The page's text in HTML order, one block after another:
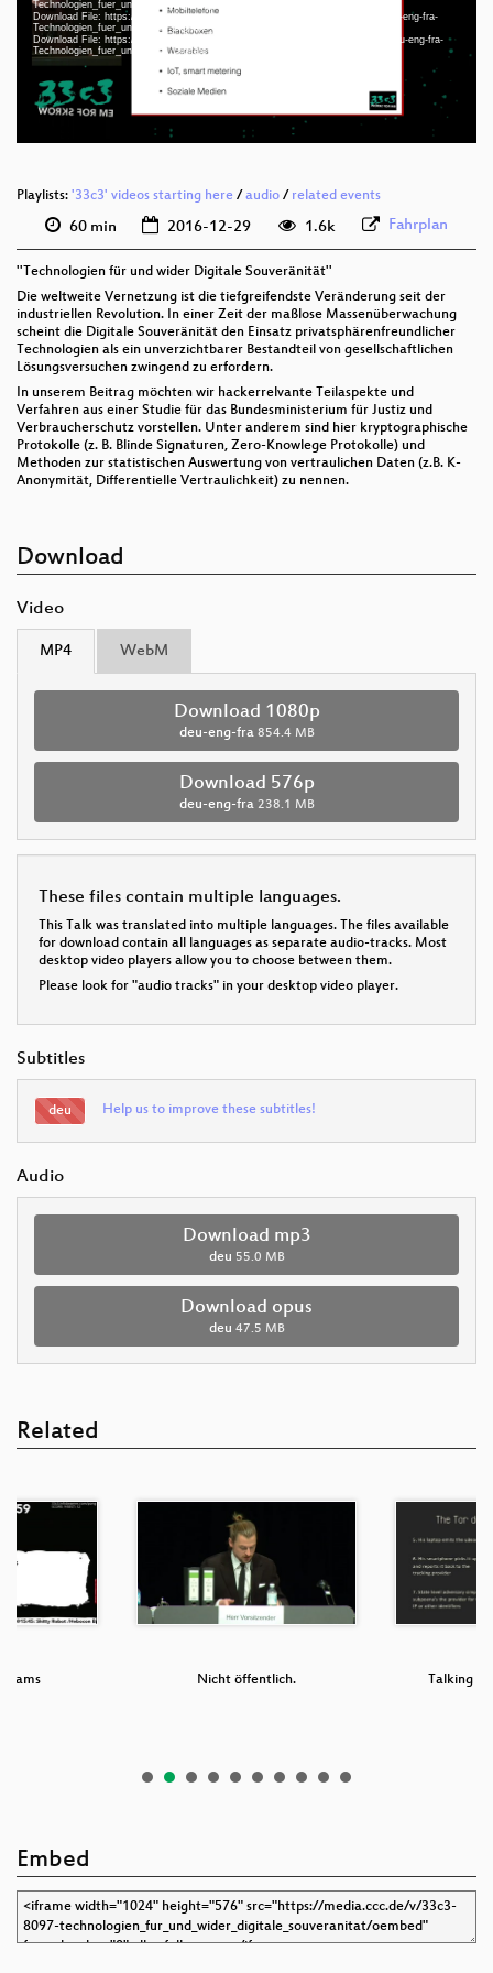
Technologien_fuer_und_wider_Digitale_Souveraenitaet_webm-hd.webm
Download File: https://cdn.media.ccc.de/congress/2016/h264-sd/33c3-8097-deu-eng-fra-
Technologien_fuer_und_wider_Digitale_Souveraenitaet_sd.mp4
Download File: https://cdn.media.ccc.de/congress/2016/webm-sd/33c3-8097-deu-eng-fra-
Technologien_fuer_und_wider_Digitale_Souveraenitaet_webm-sd.webm
None
deu (todo)
deu-eng-fra 1080p (webm)
deu-eng-fra 576p (webm)
Playlists: '33c3' videos starting here / audio / related events
60 min 2016-12-29 1.6k Fahrplan
''Technologien für und wider Digitale Souveränität''
Die weltweite Vernetzung ist die tiefgreifendste Veränderung seit der
industriellen Revolution. In einer Zeit der maßlose Massenüberwachung
scheint die Digitale Souveränität den Einsatz privatsphärenfreundlicher
Technologien als ein unverzichtbarer Bestandteil von gesellschaftlichen
Lösungsversuchen zwingend zu erfordern.
In unserem Beitrag möchten wir hackerrelvante Teilaspekte und
Verfahren aus einer Studie für das Bundesministerium für Justiz und
Verbraucherschutz vorstellen. Unter anderem sind hier kryptographische
Protokolle (z. B. Blinde Signaturen, Zero-Knowlege Protokolle) und
Methoden zur statistischen Auswertung von vertraulichen Daten (z.B. K-
Anonymität, Differentielle Vertraulichkeit) zu nennen.
Download
Video
MP4 WebM
Download 1080p
deu-eng-fra 854.4 MB
Download 576p
deu-eng-fra 238.1 MB
These files contain multiple languages.
This Talk was translated into multiple languages. The files available
for download contain all languages as separate audio-tracks. Most
desktop video players allow you to choose between them.
Please look for "audio tracks" in your desktop video player.
Subtitles
deu Help us to improve these subtitles!
Audio
Download mp3
deu 55.0 MB
Download opus
deu 47.5 MB
Related
Nicht öffentlich. Talking
Embed